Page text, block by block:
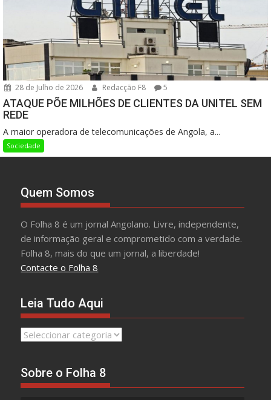
28 de Julho de 2026 Redacção F8 5
ATAQUE PÕE MILHÕES DE CLIENTES DA UNITEL SEM
REDE
A maior operadora de telecomunicações de Angola, a...
Sociedade
Quem Somos
O Folha 8 é um jornal Angolano. Livre, independente,
de informação geral e comprometido com a verdade.
Folha 8, mais do que um jornal, a liberdade!
Contacte o Folha 8
Leia Tudo Aqui
Leia
Sobre o Folha 8